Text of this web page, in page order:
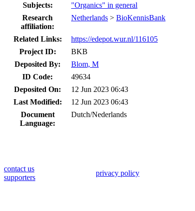
Subjects:
"Organics" in general
Research
affiliation:
Netherlands > BioKennisBank
Related Links:
https://edepot.wur.nl/116105
Project ID:
BKB
Deposited By:
Blom, M
ID Code:
49634
Deposited On:
12 Jun 2023 06:43
Last Modified:
12 Jun 2023 06:43
Document
Language:
Dutch/Nederlands
contact us
supporters
privacy policy